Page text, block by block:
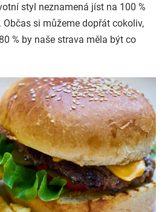
styl neznamená jíst na 100 %
si můžeme dopřát cokoliv,
% by naše strava měla být co